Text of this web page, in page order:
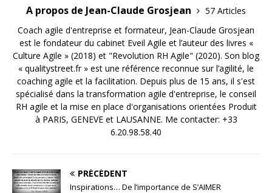
A propos de Jean-Claude Grosjean
57 Articles
Coach agile d'entreprise et formateur, Jean-Claude Grosjean
est le fondateur du cabinet Eveil Agile et l’auteur des livres «
Culture Agile » (2018) et "Revolution RH Agile" (2020). Son blog
« qualitystreet.fr » est une référence reconnue sur l’agilité, le
coaching agile et la facilitation. Depuis plus de 15 ans, il s'est
spécialisé dans la transformation agile d'entreprise, le conseil
RH agile et la mise en place d'organisations orientées Produit
à PARIS, GENEVE et LAUSANNE. Me contacter: +33
6.20.98.58.40
PRÉCÉDENT
Inspirations… De l’importance de S’AIMER